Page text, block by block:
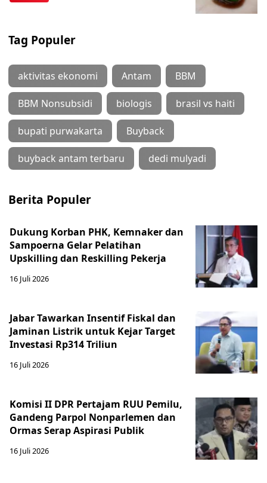
Tag Populer
aktivitas ekonomi Antam BBM
BBM Nonsubsidi biologis brasil vs haiti
bupati purwakarta Buyback
buyback antam terbaru dedi mulyadi
Berita Populer
Dukung Korban PHK, Kemnaker dan
Sampoerna Gelar Pelatihan
Upskilling dan Reskilling Pekerja
16 Juli 2026
Jabar Tawarkan Insentif Fiskal dan
Jaminan Listrik untuk Kejar Target
Investasi Rp314 Triliun
16 Juli 2026
Komisi II DPR Pertajam RUU Pemilu,
Gandeng Parpol Nonparlemen dan
Ormas Serap Aspirasi Publik
16 Juli 2026